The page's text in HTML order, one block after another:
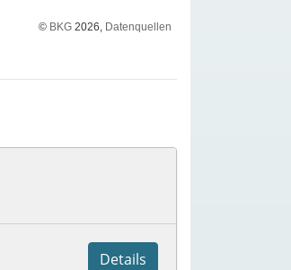
© BKG 2026, Datenquellen
Details